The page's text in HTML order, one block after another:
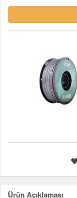
Ürün Açıklaması